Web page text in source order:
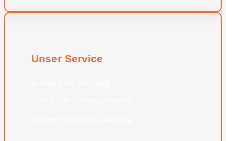
Unser Service